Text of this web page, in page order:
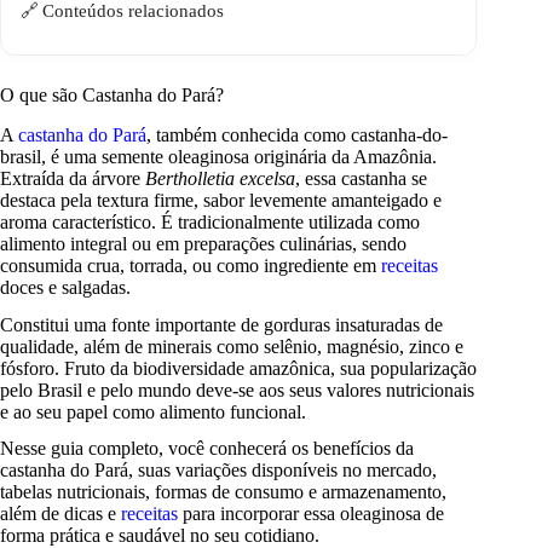
Conteúdos relacionados
O que são Castanha do Pará?
A castanha do Pará, também conhecida como castanha-do-
brasil, é uma semente oleaginosa originária da Amazônia.
Extraída da árvore Bertholletia excelsa, essa castanha se
destaca pela textura firme, sabor levemente amanteigado e
aroma característico. É tradicionalmente utilizada como
alimento integral ou em preparações culinárias, sendo
consumida crua, torrada, ou como ingrediente em receitas
doces e salgadas.
Constitui uma fonte importante de gorduras insaturadas de
qualidade, além de minerais como selênio, magnésio, zinco e
fósforo. Fruto da biodiversidade amazônica, sua popularização
pelo Brasil e pelo mundo deve-se aos seus valores nutricionais
e ao seu papel como alimento funcional.
Nesse guia completo, você conhecerá os benefícios da
castanha do Pará, suas variações disponíveis no mercado,
tabelas nutricionais, formas de consumo e armazenamento,
além de dicas e receitas para incorporar essa oleaginosa de
forma prática e saudável no seu cotidiano.